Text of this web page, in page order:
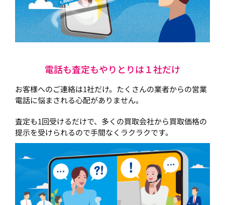
電話も査定もやりとりは１社だけ
お客様へのご連絡は1社だけ。たくさんの業者からの営業
電話に悩まされる心配がありません。
査定も1回受けるだけで、多くの買取会社から買取価格の
提示を受けられるので手間なくラクラクです。